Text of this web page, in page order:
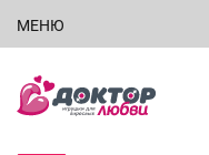
МЕНЮ